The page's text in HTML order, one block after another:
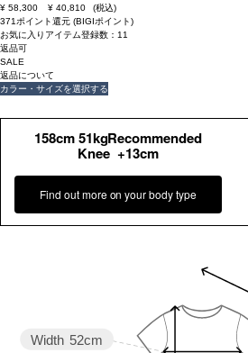
¥ 58,300 ¥ 40,810
(税込)
371ポイント還元 (BIGIポイント)
お気に入りアイテム登録数： 11
返品可
SALE
返品について
カラー・サイズを選択する
158cm 51kgRecommended
Knee +13cm
Find out more on your body type
Width 52cm